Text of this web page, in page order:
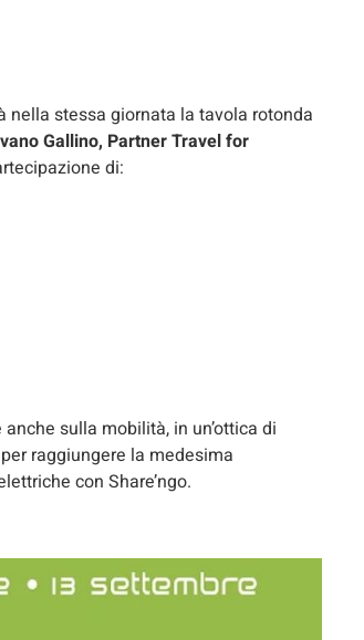
nella stessa giornata la tavola rotonda
Gallino, Partner Travel for
di:
sulla mobilità, in un’ottica di
raggiungere la medesima
con Share’ngo.